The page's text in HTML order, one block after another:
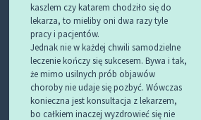
kaszlem czy katarem chodziło się do
lekarza, to mieliby oni dwa razy tyle
pracy i pacjentów.
Jednak nie w każdej chwili samodzielne
leczenie kończy się sukcesem. Bywa i tak,
że mimo usilnych prób objawów
choroby nie udaje się pozbyć. Wówczas
konieczna jest konsultacja z lekarzem,
bo całkiem inaczej wyzdrowieć się nie